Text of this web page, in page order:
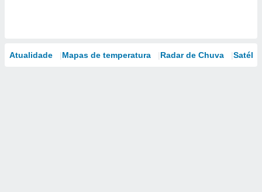
Atualidade Mapas de temperatura Radar de Chuva